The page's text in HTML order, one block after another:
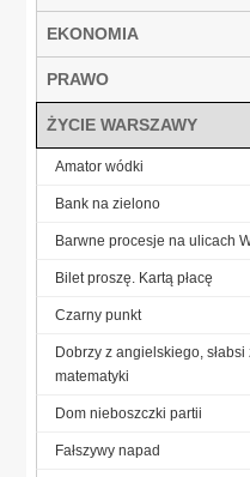
EKONOMIA
PRAWO
ŻYCIE WARSZAWY
Amator wódki
Bank na zielono
Barwne procesje na ulicach
Bilet proszę. Kartą płacę
Czarny punkt
Dobrzy z angielskiego, słabsi
matematyki
Dom nieboszczki partii
Fałszywy napad